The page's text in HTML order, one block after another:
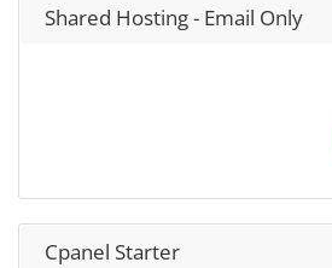
Shared Hosting - Email Only
Cpanel Starter